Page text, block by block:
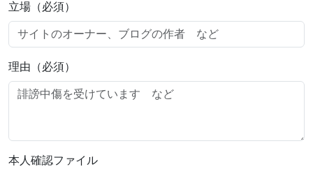
立場（必須）
理由（必須）
本人確認ファイル